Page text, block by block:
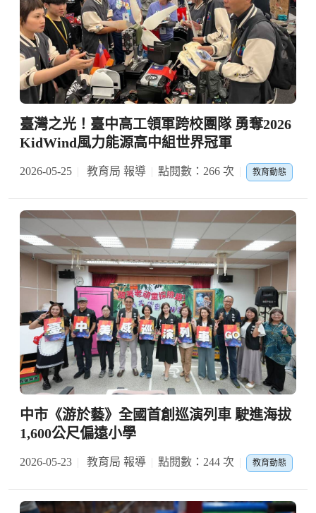
臺灣之光！臺中高工領軍跨校團隊 勇奪2026
KidWind風力能源高中組世界冠軍
2026-05-25 教育局 報導 點閱數：266 次 教育動態
中市《游於藝》全國首創巡演列車 駛進海拔
1,600公尺偏遠小學
2026-05-23 教育局 報導 點閱數：244 次 教育動態